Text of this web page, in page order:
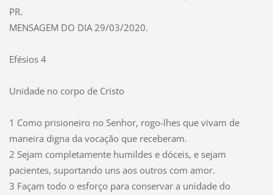
PR.
MENSAGEM DO DIA 29/03/2020.
Efésios 4
Unidade no corpo de Cristo
1 Como prisioneiro no Senhor, rogo-lhes que vivam de
maneira digna da vocação que receberam.
2 Sejam completamente humildes e dóceis, e sejam
pacientes, suportando uns aos outros com amor.
3 Façam todo o esforço para conservar a unidade do